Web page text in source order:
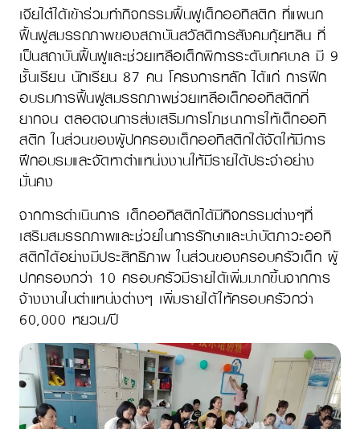
เจียไต๋ได้เข้าร่วมทำกิจกรรมฟื้นฟูเด็กออทิสติก ที่แผนก
ฟื้นฟูสมรรถภาพของสถาบันสวัสดิการสังคมกุ้ยหลิน ที่
เป็นสถาบันฟื้นฟูและช่วยเหลือเด็กพิการระดับเทศบาล มี 9
ชั้นเรียน นักเรียน 87 คน โครงการหลัก ได้แก่ การฝึก
อบรมการฟื้นฟูสมรรถภาพช่วยเหลือเด็กออทิสติกที่
ยากจน ตลอดจนการส่งเสริมการโภชนาการให้เด็กออทิ
สติก ในส่วนของผู้ปกครองเด็กออทิสติกได้จัดให้มีการ
ฝึกอบรมและจัดหาตำแหน่งงานให้มีรายได้ประจำอย่าง
มั่นคง
จากการดำเนินการ เด็กออทิสติกได้มีกิจกรรมต่างๆที่
เสริมสมรรถภาพและช่วยในการรักษาและบำบัดภาวะออทิ
สติกได้อย่างมีประสิทธิภาพ ในส่วนของครอบครัวเด็ก ผู้
ปกครองกว่า 10 ครอบครัวมีรายได้เพิ่มมากขึ้นจากการ
จ้างงานในตำแหน่งต่างๆ เพิ่มรายได้ให้ครอบครัวกว่า
60,000 หยวน/ปี